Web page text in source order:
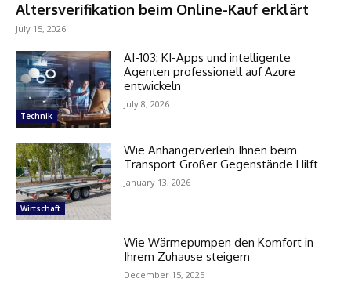
Altersverifikation beim Online-Kauf erklärt
July 15, 2026
Technik
AI-103: KI-Apps und intelligente
Agenten professionell auf Azure
entwickeln
July 8, 2026
Wirtschaft
Wie Anhängerverleih Ihnen beim
Transport Großer Gegenstände Hilft
January 13, 2026
Wie Wärmepumpen den Komfort in
Ihrem Zuhause steigern
December 15, 2025